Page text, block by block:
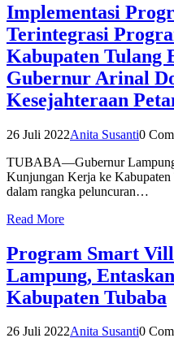
Implementasi
Terintegrasi
Kabupaten Tulang
Gubernur Arinal
Kesejahteraan
26 Juli 2022Anita Susanti0
TUBABA—Gubernur
Kunjungan Kerja ke
dalam rangka peluncuran…
Read More
Program Smart
Lampung,
Kabupaten Tubaba
26 Juli 2022Anita Susanti0